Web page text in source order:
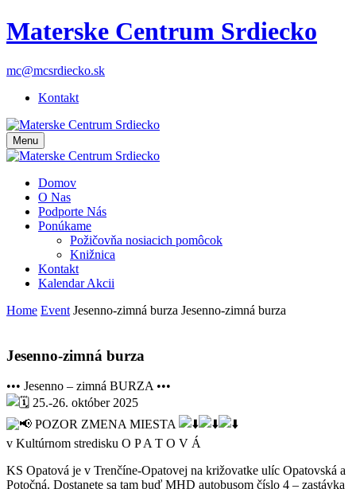
Materske Centrum Srdiecko
mc@mcsrdiecko.sk
Kontakt
Menu
Domov
O Nas
Podporte Nás
Ponúkame
Požičovňa nosiacich pomôcok
Knižnica
Kontakt
Kalendar Akcii
Home Event Jesenno-zimná burza Jesenno-zimná burza
Jesenno-zimná burza
••• Jesenno – zimná BURZA •••
25.-26. október 2025
POZOR ZMENA MIESTA
v Kultúrnom stredisku O P A T O V Á
KS Opatová je v Trenčíne-Opatovej na križovatke ulíc Opatovská a
Potočná. Dostanete sa tam buď MHD autobusom číslo 4 – zastávka